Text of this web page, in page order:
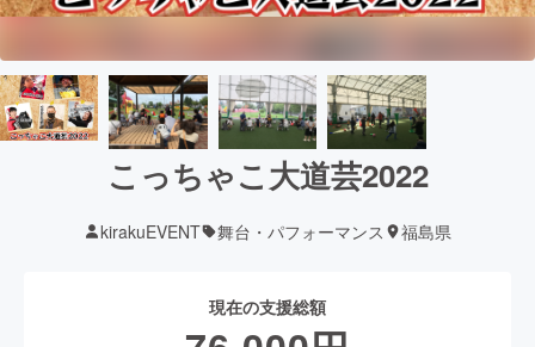
こっちゃこ大道芸2022
kirakuEVENT 舞台・パフォーマンス 福島県
現在の支援総額